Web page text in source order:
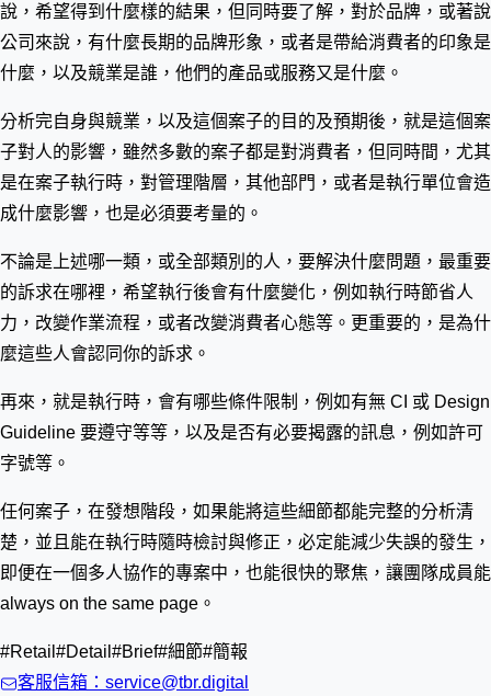
說，希望得到什麼樣的結果，但同時要了解，對於品牌，或著說
公司來說，有什麼長期的品牌形象，或者是帶給消費者的印象是
什麼，以及競業是誰，他們的產品或服務又是什麼。
分析完自身與競業，以及這個案子的目的及預期後，就是這個案
子對人的影響，雖然多數的案子都是對消費者，但同時間，尤其
是在案子執行時，對管理階層，其他部門，或者是執行單位會造
成什麼影響，也是必須要考量的。
不論是上述哪一類，或全部類別的人，要解決什麼問題，最重要
的訴求在哪裡，希望執行後會有什麼變化，例如執行時節省人
力，改變作業流程，或者改變消費者心態等。更重要的，是為什
麼這些人會認同你的訴求。
再來，就是執行時，會有哪些條件限制，例如有無 CI 或 Design
Guideline 要遵守等等，以及是否有必要揭露的訊息，例如許可
字號等。
任何案子，在發想階段，如果能將這些細節都能完整的分析清
楚，並且能在執行時隨時檢討與修正，必定能減少失誤的發生，
即便在一個多人協作的專案中，也能很快的聚焦，讓團隊成員能
always on the same page。
#Retail#Detail#Brief#細節#簡報
客服信箱：service@tbr.digital